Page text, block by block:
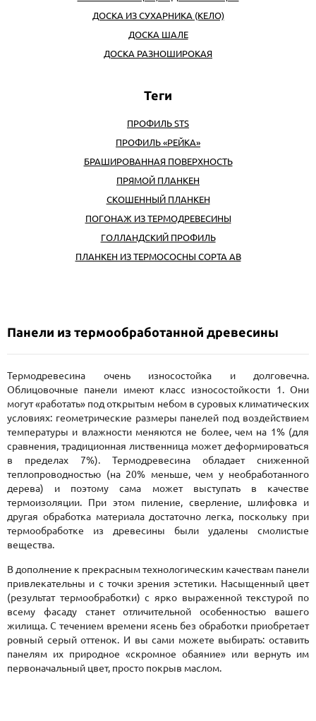
ДОСКА ИЗ СУХАРНИКА (КЕЛО)
ДОСКА ШАЛЕ
ДОСКА РАЗНОШИРОКАЯ
ПРОФИЛЬ STS
ПРОФИЛЬ «РЕЙКА»
БРАШИРОВАННАЯ ПОВЕРХНОСТЬ
ПРЯМОЙ ПЛАНКЕН
СКОШЕННЫЙ ПЛАНКЕН
ПОГОНАЖ ИЗ ТЕРМОДРЕВЕСИНЫ
ГОЛЛАНДСКИЙ ПРОФИЛЬ
ПЛАНКЕН ИЗ ТЕРМОСОСНЫ СОРТА АВ
Панели из термообработанной древесины
Термодревесина очень износостойка и долговечна.
Облицовочные панели имеют класс износостойкости 1. Они
могут «работать» под открытым небом в суровых климатических
условиях: геометрические размеры панелей под воздействием
температуры и влажности меняются не более, чем на 1% (для
сравнения, традиционная лиственница может деформироваться
в пределах 7%). Термодревесина обладает сниженной
теплопроводностью (на 20% меньше, чем у необработанного
дерева) и поэтому сама может выступать в качестве
термоизоляции. При этом пиление, сверление, шлифовка и
другая обработка материала достаточно легка, поскольку при
термообработке из древесины были удалены смолистые
вещества.
В дополнение к прекрасным технологическим качествам панели
привлекательны и с точки зрения эстетики. Насыщенный цвет
(результат термообработки) с ярко выраженной текстурой по
всему фасаду станет отличительной особенностью вашего
жилища. С течением времени ясень без обработки приобретает
ровный серый оттенок. И вы сами можете выбирать: оставить
панелям их природное «скромное обаяние» или вернуть им
первоначальный цвет, просто покрыв маслом.